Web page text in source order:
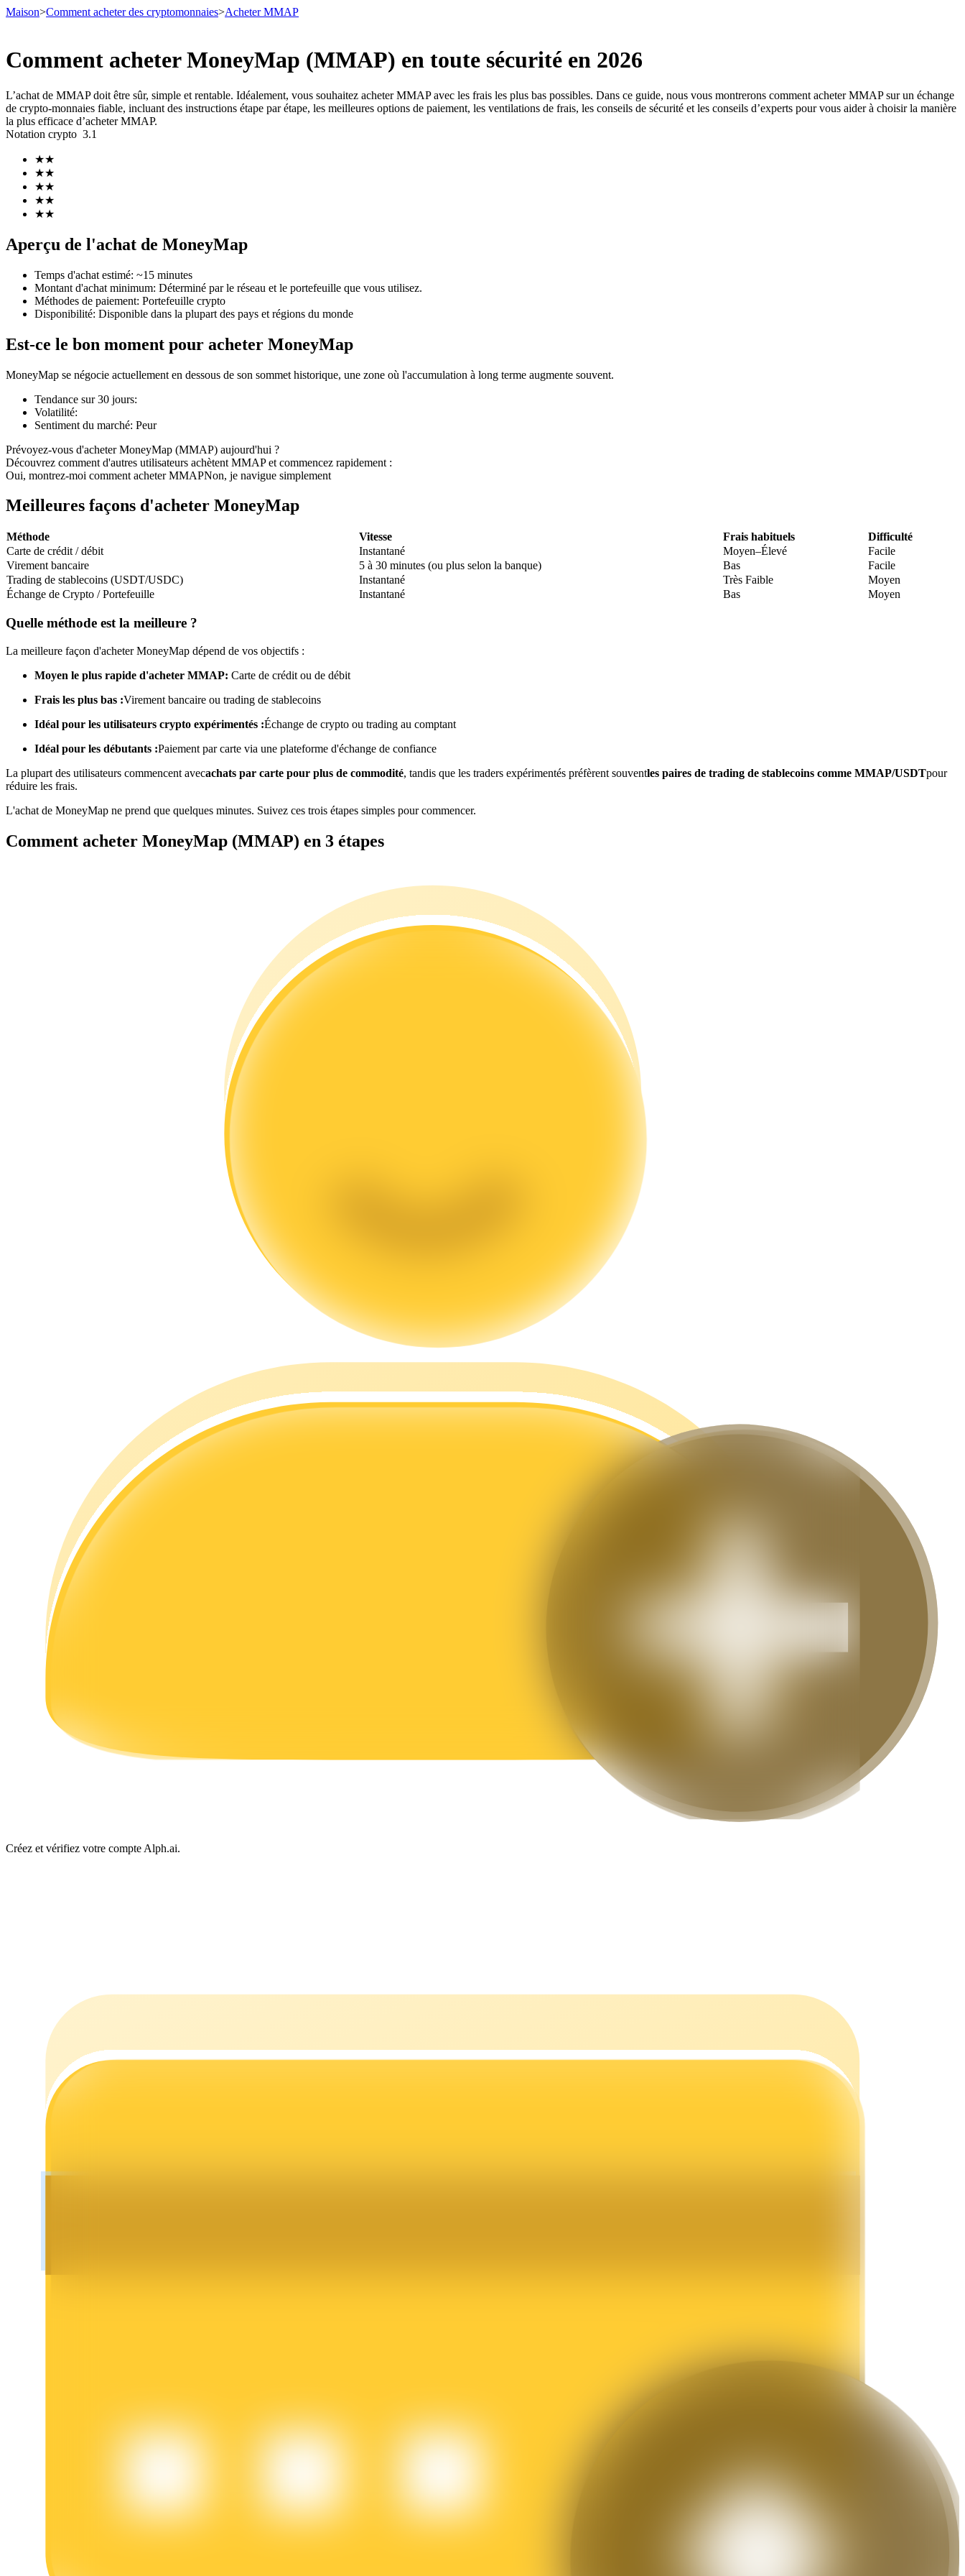
Contrats à terme
Futures USDT
Futures utilisant l'USDT comme garantie
Contrats à terme sur crypto-monnaie
TradFi
Futures utilisant l'USDC comme garantie
Copie de Trading
Profitez du partage des bénéfices et des commissions de copy trading
Analyse de mégadonnées, y compris des informations commerciales, etc.
Stratégies de trading
Apprenez à rester rentable
Launchpool
Maison>Comment acheter des cryptomonnaies>Acheter MMAP
Comment acheter MoneyMap (MMAP) en toute sécurité en 2026
L’achat de MMAP doit être sûr, simple et rentable. Idéalement, vous souhaitez acheter MMAP avec les frais les plus bas possibles. Dans ce guide, nous vous montrerons comment acheter MMAP sur un échange
de crypto-monnaies fiable, incluant des instructions étape par étape, les meilleures options de paiement, les ventilations de frais, les conseils de sécurité et les conseils d’experts pour vous aider à choisir la manière
la plus efficace d’acheter MMAP.
Notation crypto 3.1
★★
★★
★★
★★
★★
Aperçu de l'achat de MoneyMap
Temps d'achat estimé: ~15 minutes
Montant d'achat minimum: Déterminé par le réseau et le portefeuille que vous utilisez.
Méthodes de paiement: Portefeuille crypto
Disponibilité: Disponible dans la plupart des pays et régions du monde
Est-ce le bon moment pour acheter MoneyMap
MoneyMap se négocie actuellement en dessous de son sommet historique, une zone où l'accumulation à long terme augmente souvent.
Tendance sur 30 jours:
Volatilité:
Sentiment du marché: Peur
Prévoyez-vous d'acheter MoneyMap (MMAP) aujourd'hui ?
Découvrez comment d'autres utilisateurs achètent MMAP et commencez rapidement :
Oui, montrez-moi comment acheter MMAPNon, je navigue simplement
Meilleures façons d'acheter MoneyMap
Méthode Vitesse Frais habituels
Difficulté
Carte de crédit / débit
Instantané Moyen–Élevé
Facile
Virement bancaire
5 à 30 minutes (ou plus selon la banque) Bas
Facile
Trading de stablecoins (USDT/USDC)
Instantané Très Faible
Moyen
Échange de Crypto / Portefeuille
Instantané Bas Moyen
Quelle méthode est la meilleure ?
La meilleure façon d'acheter MoneyMap dépend de vos objectifs :
Moyen le plus rapide d'acheter MMAP: Carte de crédit ou de débit
Frais les plus bas :Virement bancaire ou trading de stablecoins
Idéal pour les utilisateurs crypto expérimentés :Échange de crypto ou trading au comptant
Idéal pour les débutants :Paiement par carte via une plateforme d'échange de confiance
La plupart des utilisateurs commencent avecachats par carte pour plus de commodité, tandis que les traders expérimentés préfèrent souventles paires de trading de stablecoins comme MMAP/USDTpour
réduire les frais.
L'achat de MoneyMap ne prend que quelques minutes. Suivez ces trois étapes simples pour commencer.
Comment acheter MoneyMap (MMAP) en 3 étapes
Créez et vérifiez votre compte Alph.ai.